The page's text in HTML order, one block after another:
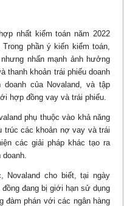
nhất kiểm toán năm 2022
phần ý kiến kiểm toán,
nhấn mạnh ảnh hưởng
thanh khoản trái phiếu doanh
của Novaland, và tập
hợp đồng vay và trái phiếu.
phụ thuộc vào khả năng
trúc các khoản nợ vay và trái
các giải pháp khác tạo ra
Novaland cho biết, tại ngày
đang bị giới hạn sử dụng
đàm phán với các ngân hàng